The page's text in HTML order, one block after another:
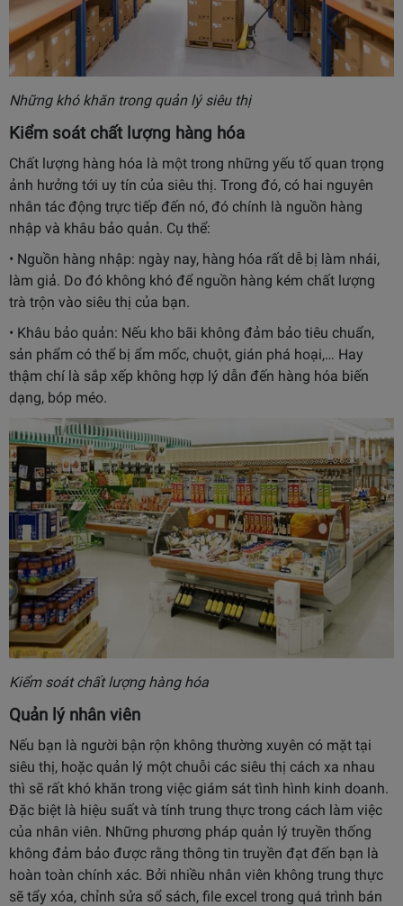
Những khó khăn trong quản lý siêu thị
Kiểm soát chất lượng hàng hóa
Chất lượng hàng hóa là một trong những yếu tố quan trọng
ảnh hưởng tới uy tín của siêu thị. Trong đó, có hai nguyên
nhân tác động trực tiếp đến nó, đó chính là nguồn hàng
nhập và khâu bảo quản. Cụ thể:
• Nguồn hàng nhập: ngày nay, hàng hóa rất dễ bị làm nhái,
làm giả. Do đó không khó để nguồn hàng kém chất lượng
trà trộn vào siêu thị của bạn.
• Khâu bảo quản: Nếu kho bãi không đảm bảo tiêu chuẩn,
sản phẩm có thể bị ẩm mốc, chuột, gián phá hoại,… Hay
thậm chí là sắp xếp không hợp lý dẫn đến hàng hóa biến
dạng, bóp méo.
Kiểm soát chất lượng hàng hóa
Quản lý nhân viên
Nếu bạn là người bận rộn không thường xuyên có mặt tại
siêu thị, hoặc quản lý một chuỗi các siêu thị cách xa nhau
thì sẽ rất khó khăn trong việc giám sát tình hình kinh doanh.
Đặc biệt là hiệu suất và tính trung thực trong cách làm việc
của nhân viên. Những phương pháp quản lý truyền thống
không đảm bảo được rằng thông tin truyền đạt đến bạn là
hoàn toàn chính xác. Bởi nhiều nhân viên không trung thực
sẽ tẩy xóa, chỉnh sửa sổ sách, file excel trong quá trình bán